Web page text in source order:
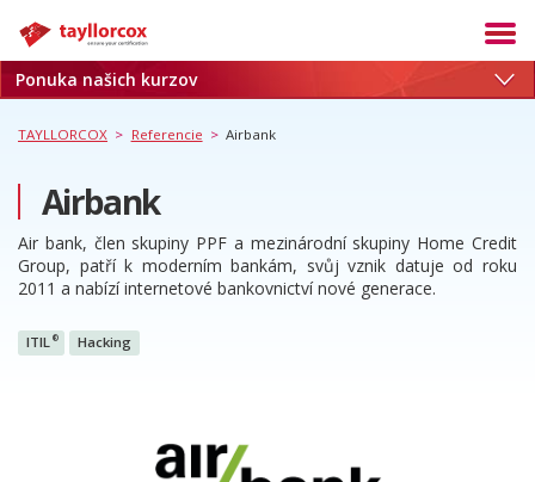
Akadémia
Termíny
Služby
Kariéra
Blog
O nás
Ponuka našich kurzov
TAYLLORCOX > Referencie > Airbank
Airbank
Air bank, člen skupiny PPF a mezinárodní skupiny Home Credit
Group, patří k moderním bankám, svůj vznik datuje od roku
2011 a nabízí internetové bankovnictví nové generace.
ITIL ® Hacking